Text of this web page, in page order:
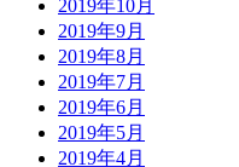
2019年10月
2019年9月
2019年8月
2019年7月
2019年6月
2019年5月
2019年4月